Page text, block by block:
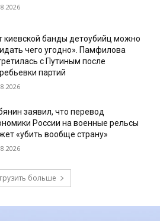
киевской банды детоубийц можно
чего угодно». Памфилова
с Путиным после
партий
заявил, что перевод
России на военные рельсы
«убить вообще страну»
больше